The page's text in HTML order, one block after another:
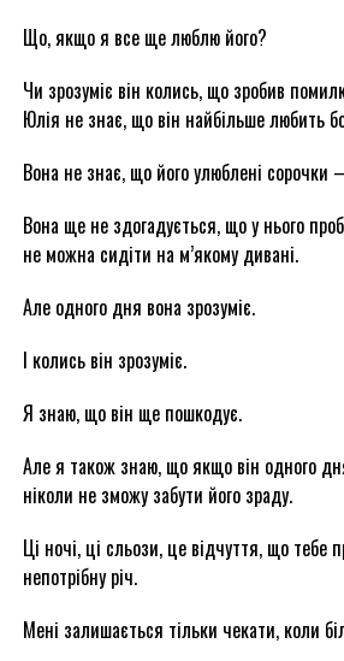
Що, якщо я все ще люблю його?
Чи зрозуміє він колись, що зробив
Юлія не знає, що він найбільше любить
Вона не знає, що його улюблені сорочки
Вона ще не здогадується, що у нього
не можна сидіти на м’якому дивані.
Але одного дня вона зрозуміє.
І колись він зрозуміє.
Я знаю, що він ще пошкодує.
Але я також знаю, що якщо він одного
ніколи не зможу забути його зраду.
Ці ночі, ці сльози, це відчуття, що тебе
непотрібну річ.
Мені залишається тільки чекати, коли